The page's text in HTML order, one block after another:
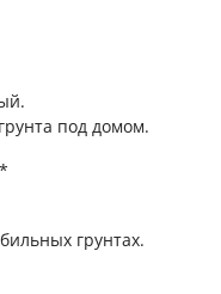
под домом.
грунтах.